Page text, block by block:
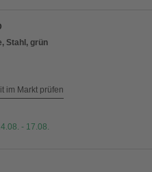
Stahl, grün
im Markt prüfen
- 17.08.